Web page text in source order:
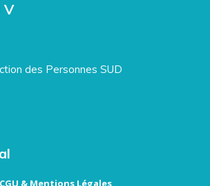
V
des Personnes SUD